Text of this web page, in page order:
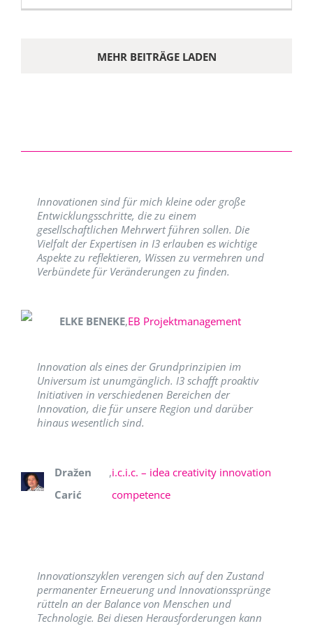
MEHR BEITRÄGE LADEN
Innovationen sind für mich kleine oder große
Entwicklungsschritte, die zu einem
gesellschaftlichen Mehrwert führen sollen. Die
Vielfalt der Expertisen in I3 erlauben es wichtige
Aspekte zu reflektieren, Wissen zu vermehren und
Verbündete für Veränderungen zu finden.
ELKE BENEKE,EB Projektmanagement
Innovation als eines der Grundprinzipien im
Universum ist unumgänglich. I3 schafft proaktiv
Initiativen in verschiedenen Bereichen der
Innovation, die für unsere Region und darüber
hinaus wesentlich sind.
Dražen
Carić
,i.c.i.c. – idea creativity innovation
competence
Innovationszyklen verengen sich auf den Zustand
permanenter Erneuerung und Innovationssprünge
rütteln an der Balance von Menschen und
Technologie. Bei diesen Herausforderungen kann